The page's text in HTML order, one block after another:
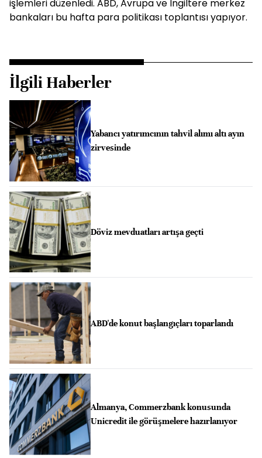
işlemleri düzenledi. ABD, Avrupa ve İngiltere merkez
bankaları bu hafta para politikası toplantısı yapıyor.
İlgili Haberler
Yabancı yatırımcının tahvil alımı altı ayın
zirvesinde
Döviz mevduatları artışa geçti
ABD'de konut başlangıçları toparlandı
Almanya, Commerzbank konusunda
Unicredit ile görüşmelere hazırlanıyor